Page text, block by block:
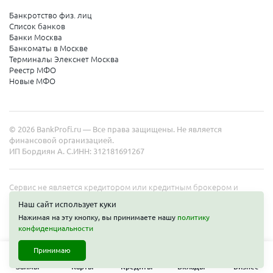
Барыш
Белая Холуница
Белинский
Беломорск
Белоярский
Бердянск
Благодарный
Болотное
Буйнакск
Валдай
Вельск
Вилючинск
Воткинск
Гаврилов-Ям
Гаджиево
Банкротство физ. лиц
Список банков
Банки Москва
Банкоматы в Москве
Терминалы Элекснет Москва
Реестр МФО
Новые МФО
© 2026 BankProfi.ru — Все права защищены. Не является
финансовой организацией.
ИП Бордиян А. С.ИНН: 312181691267
Сервис не является кредитором или кредитным брокером и
на сайте не является публичной офертой. Полные условия услуг
уточняйте на сайте организаций.
Займы Карты Кредиты Вклады Бизнес
Наш сайт использует куки
Нажимая на эту кнопку, вы принимаете нашу политику
конфиденциальности
Принимаю